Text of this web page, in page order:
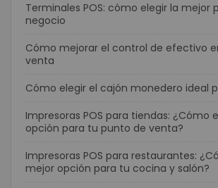
Terminales POS: cómo elegir la mejor
negocio
Cómo mejorar el control de efectivo
venta
Cómo elegir el cajón monedero ideal
Impresoras POS para tiendas: ¿Cómo
opción para tu punto de venta?
Impresoras POS para restaurantes:
mejor opción para tu cocina y salón?